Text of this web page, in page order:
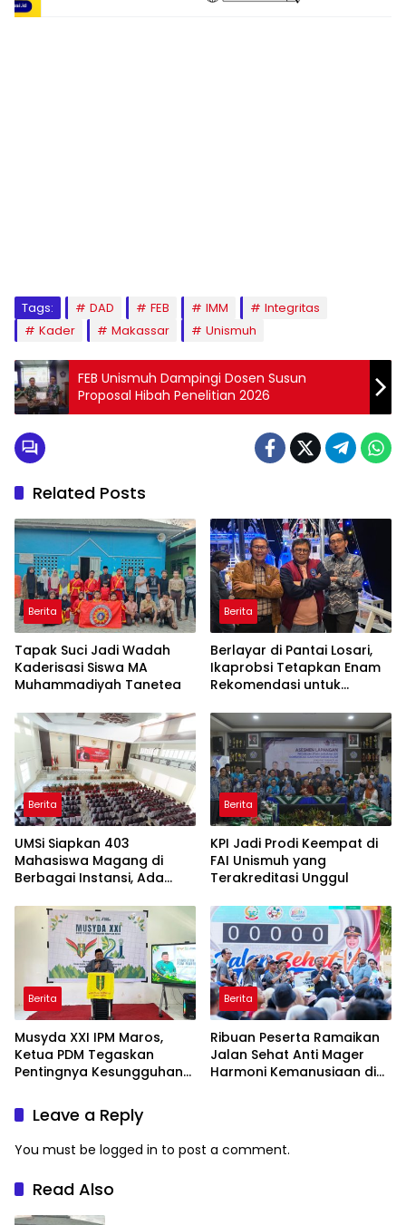
Tags: DAD FEB IMM
Integritas
Kader
Makassar Unismuh
FEB Unismuh Dampingi Dosen Susun
Proposal Hibah Penelitian 2026
Related Posts
Berita
Tapak Suci Jadi Wadah
Kaderisasi Siswa MA
Muhammadiyah Tanetea
Berita
Berlayar di Pantai Losari,
Ikaprobsi Tetapkan Enam
Rekomendasi untuk
Berita
UMSi Siapkan 403
Mahasiswa Magang di
Berbagai Instansi, Ada
Taiwan
Berita
KPI Jadi Prodi Keempat di
FAI Unismuh yang
Terakreditasi Unggul
Berita
Musyda XXI IPM Maros,
Ketua PDM Tegaskan
Pentingnya Kesungguhan
Berita
Ribuan Peserta Ramaikan
Jalan Sehat Anti Mager
Harmoni Kemanusiaan di
Leave a Reply
You must be logged in to post a comment.
Read Also